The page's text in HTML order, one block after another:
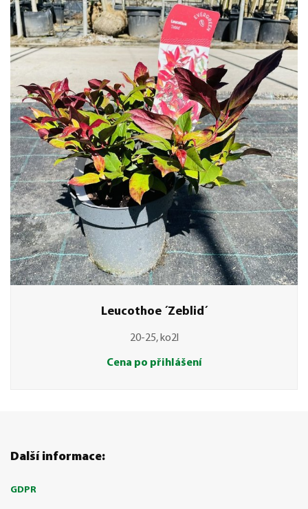
Leucothoe ´Zeblid´
20-25, ko2l
Cena po přihlášení
Další informace:
GDPR